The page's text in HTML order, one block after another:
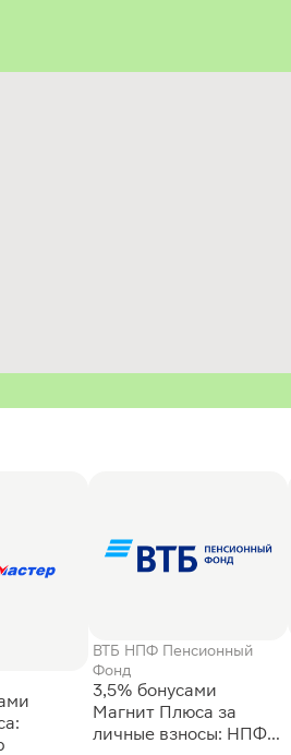
ВТБ НПФ Пенсионный
Фонд
3,5% бонусами
Магнит Плюса за
личные взносы: НПФ